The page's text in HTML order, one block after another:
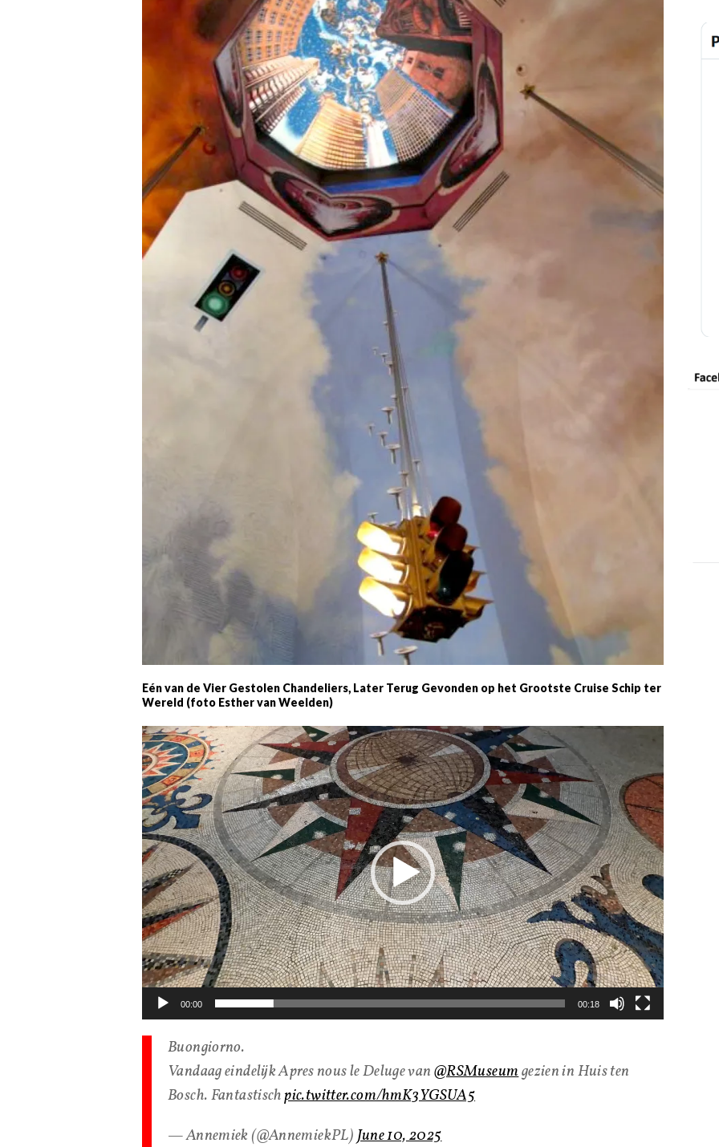
Eén van de Vier Gestolen Chandeliers, Later Terug Gevonden op het Grootste Cruise Schip ter
Wereld (foto Esther van Weelden)
Videospeler
00:00 00:18
Buongiorno.
Vandaag eindelijk Apres nous le Deluge van@RSMuseumgezien in Huis ten
Bosch. Fantastischpic.twitter.com/hmK3YGSUA5
— Annemiek (@AnnemiekPL)June 10, 2025